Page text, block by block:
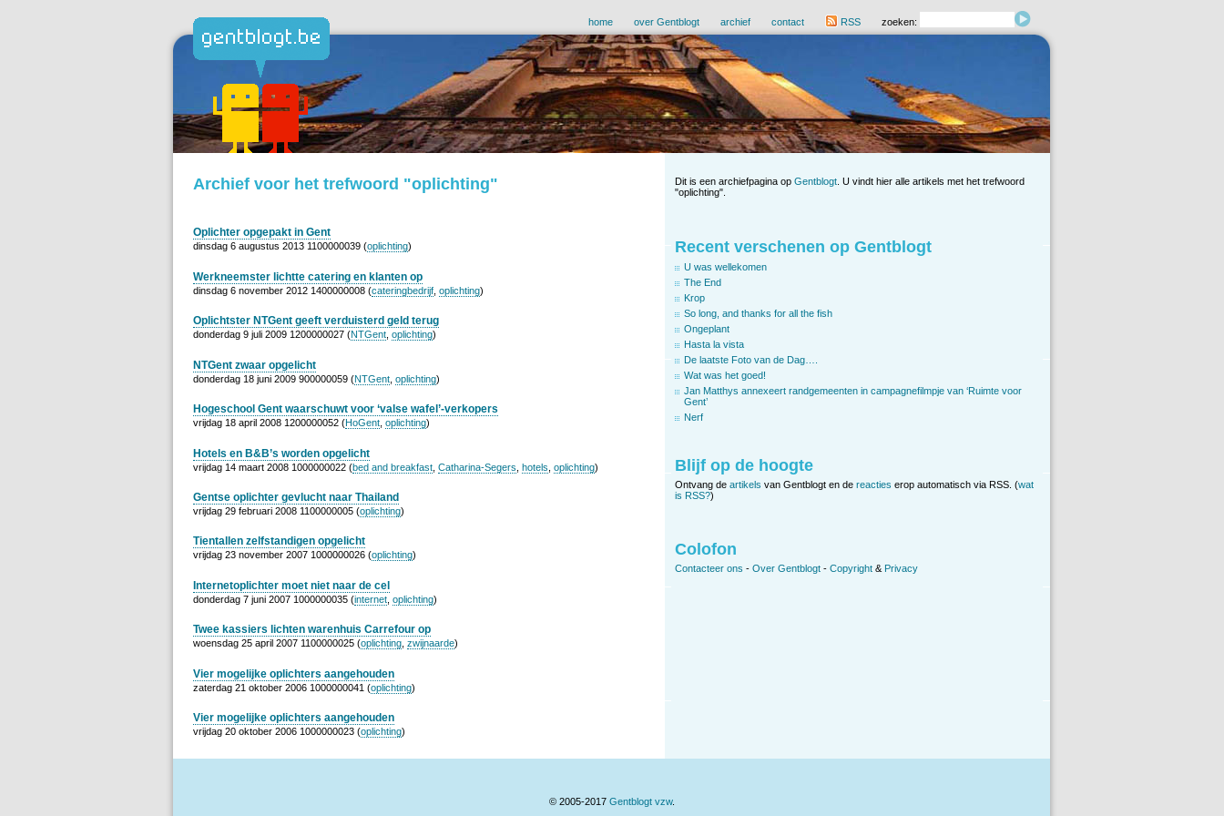
home over Gentblogt archief contact RSS zoeken:
Archief voor het trefwoord "oplichting"
Oplichter opgepakt in Gent
dinsdag 6 augustus 2013 1100000039 (oplichting)
Werkneemster lichtte catering en klanten op
dinsdag 6 november 2012 1400000008 (cateringbedrijf oplichting)
Oplichtster NTGent geeft verduisterd geld terug
donderdag 9 juli 2009 1200000027 (NTGent oplichting)
NTGent zwaar opgelicht
donderdag 18 juni 2009 900000059 (NTGent oplichting)
Hogeschool Gent waarschuwt voor ‘valse wafel’-verkopers
vrijdag 18 april 2008 1200000052 (HoGent oplichting)
Hotels en B&B’s worden opgelicht
vrijdag 14 maart 2008 1000000022 (bed and breakfast Catharina-Segers hotels oplichting)
Gentse oplichter gevlucht naar Thailand
vrijdag 29 februari 2008 1100000005 (oplichting)
Tientallen zelfstandigen opgelicht
vrijdag 23 november 2007 1000000026 (oplichting)
Internetoplichter moet niet naar de cel
donderdag 7 juni 2007 1000000035 (internet oplichting)
Twee kassiers lichten warenhuis Carrefour op
woensdag 25 april 2007 1100000025 (oplichting zwijnaarde)
Vier mogelijke oplichters aangehouden
zaterdag 21 oktober 2006 1000000041 (oplichting)
Vier mogelijke oplichters aangehouden
vrijdag 20 oktober 2006 1000000023 (oplichting)
Dit is een archiefpagina op Gentblogt . U vindt hier alle artikels met het trefwoord
"oplichting".
Recent verschenen op Gentblogt
U was wellekomen
The End
Krop
So long, and thanks for all the fish
Ongeplant
Hasta la vista
De laatste Foto van de Dag….
Wat was het goed!
Jan Matthys annexeert randgemeenten in campagnefilmpje van ‘Ruimte voor
Gent’
Nerf
Blijf op de hoogte
Ontvang de artikels van Gentblogt en de reacties erop automatisch via RSS. (wat
is RSS?)
Colofon
Contacteer ons - Over Gentblogt - Copyright & Privacy
© 2005-2017 Gentblogt vzw.